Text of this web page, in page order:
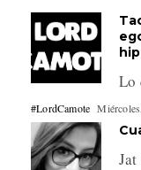
Lo
#LordCamote